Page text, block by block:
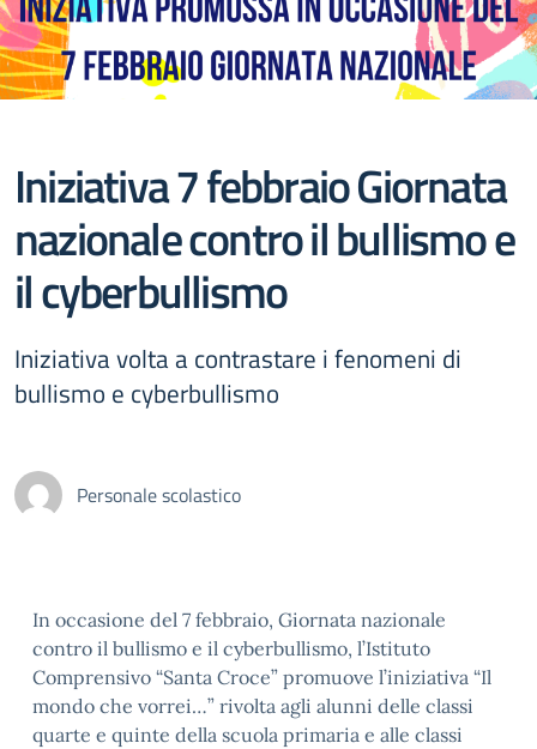
Iniziativa 7 febbraio Giornata
nazionale contro il bullismo e
il cyberbullismo
Iniziativa volta a contrastare i fenomeni di
bullismo e cyberbullismo
Personale scolastico
In occasione del 7 febbraio, Giornata nazionale
contro il bullismo e il cyberbullismo, l’Istituto
Comprensivo “Santa Croce” promuove l’iniziativa “Il
mondo che vorrei…” rivolta agli alunni delle classi
quarte e quinte della scuola primaria e alle classi